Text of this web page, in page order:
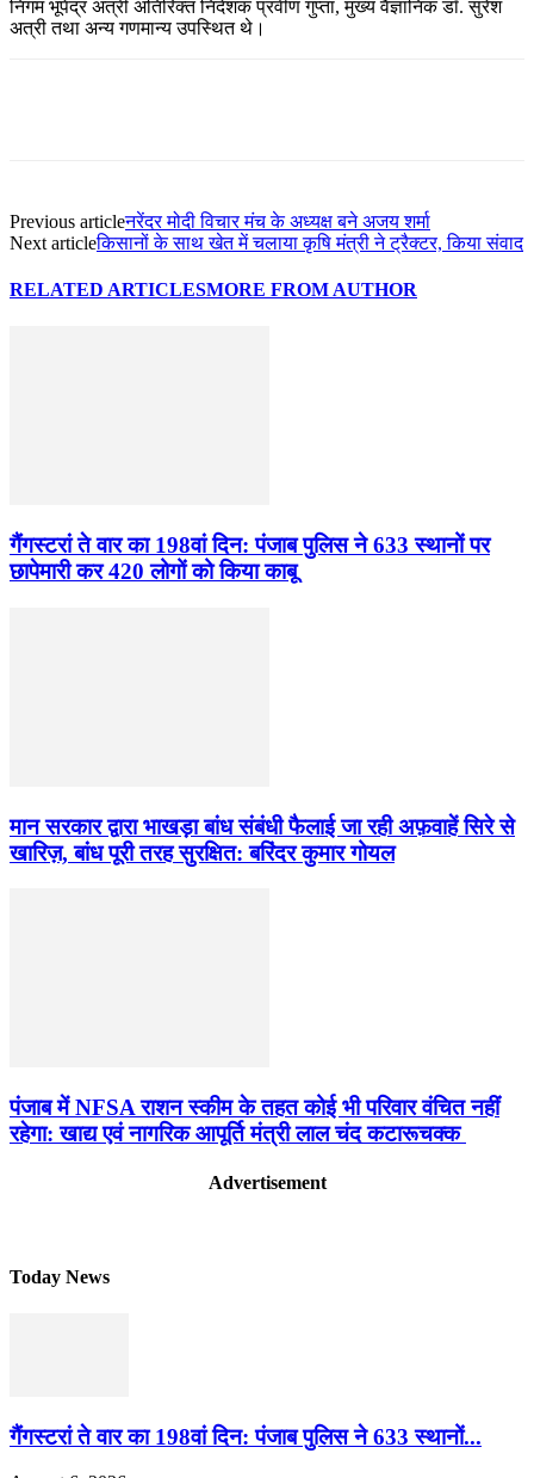
निगम भूपेंद्र अत्री अतिरिक्त निदेशक प्रवीण गुप्ता, मुख्य वैज्ञानिक डॉ. सुरेश
अत्री तथा अन्य गणमान्य उपस्थित थे।
Previous articleनरेंदर मोदी विचार मंच के अध्यक्ष बने अजय शर्मा
Next articleकिसानों के साथ खेत में चलाया कृषि मंत्री ने ट्रैक्टर, किया संवाद
RELATED ARTICLESMORE FROM AUTHOR
गैंगस्टरां ते वार का 198वां दिन: पंजाब पुलिस ने 633 स्थानों पर
छापेमारी कर 420 लोगों को किया काबू
मान सरकार द्वारा भाखड़ा बांध संबंधी फैलाई जा रही अफ़वाहें सिरे से
खारिज़, बांध पूरी तरह सुरक्षित: बरिंदर कुमार गोयल
पंजाब में NFSA राशन स्कीम के तहत कोई भी परिवार वंचित नहीं
रहेगा: खाद्य एवं नागरिक आपूर्ति मंत्री लाल चंद कटारूचक्क
Advertisement
Today News
गैंगस्टरां ते वार का 198वां दिन: पंजाब पुलिस ने 633 स्थानों...